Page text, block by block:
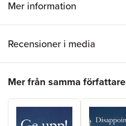
Mer information
Recensioner i media
Mer från samma författare